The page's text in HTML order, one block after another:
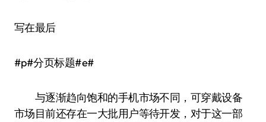
写在最后
#p#分页标题#e#
与逐渐趋向饱和的手机市场不同，可穿戴设备
市场目前还存在一大批用户等待开发，对于这一部